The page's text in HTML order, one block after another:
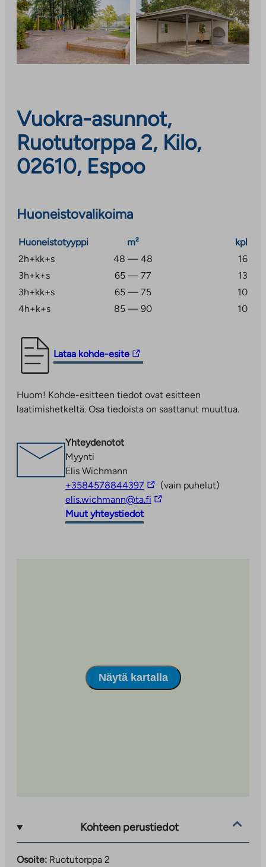
Vuokra-asunnot,
Ruotutorppa 2, Kilo,
02610, Espoo
Huoneistovalikoima
Huoneistotyyppi m²
kpl
2h+kk+s
48 — 48
16
3h+k+s
65 — 77
13
3h+kk+s
65 — 75
10
4h+k+s
85 — 90 10
Lataa kohde-esite
Linkki
vie
palveluun.
Linkki
uuteen
välilehteen
Huom! Kohde-esitteen tiedot ovat esitteen
laatimishetkeltä. Osa tiedoista on saattanut muuttua.
Yhteydenotot
Myynti
Elis Wichmann
+3584578844397 Linkki
vie
(vain puhelut)
elis.wichmann@ta.fi Linkki
Muut yhteystiedot
Näytä kartalla
Kohteen perustiedot
Osoite: Ruotutorppa 2